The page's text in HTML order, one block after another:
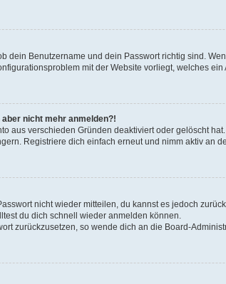
dein Benutzername und dein Passwort richtig sind.
mit der Website vorliegt, welches ein
nicht mehr anmelden?!
aus verschieden Gründen deaktiviert oder gelöscht
Registriere dich einfach erneut und nimm aktiv an
nicht wieder mitteilen, du kannst es jedoch
du dich schnell wieder anmelden können.
zurückzusetzen, so wende dich an die Board-